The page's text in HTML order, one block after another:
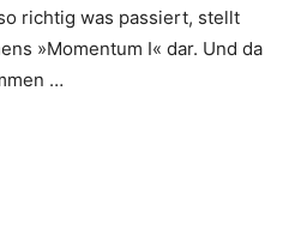
richtig was passiert, stellt
»Momentum I« dar. Und da
…